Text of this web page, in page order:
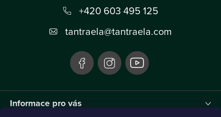
+420 603 495 125
tantraela@tantraela.com
Informace pro vás